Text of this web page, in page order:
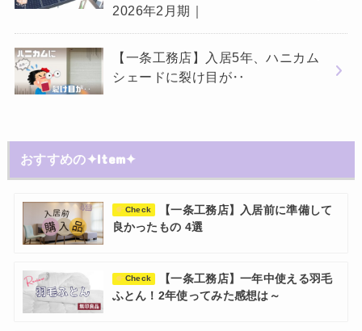
2026年2月期｜
【一条工務店】入居5年、ハニカム
シェードに裂け目が‥
おすすめの✦Item✦
Check
【一条工務店】入居前に準備して
良かったもの 4選
Check
【一条工務店】一年中使える羽毛
ふとん！2年使ってみた感想は～